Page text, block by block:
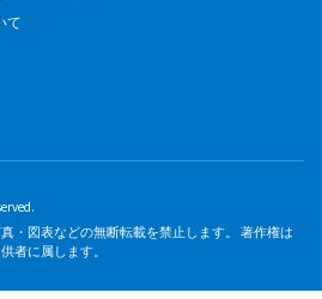
て
・図表などの無断転載を禁止します。 著作権は
者に属します。